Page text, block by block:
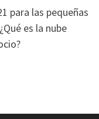
para las pequeñas
¿Qué es la nube